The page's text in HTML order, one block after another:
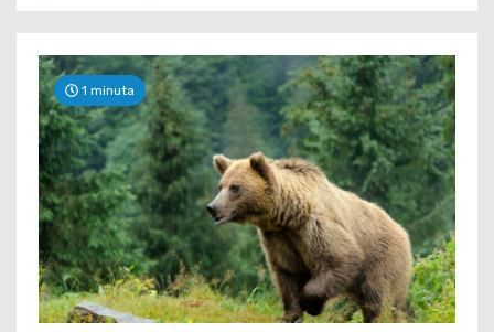
1 minuta